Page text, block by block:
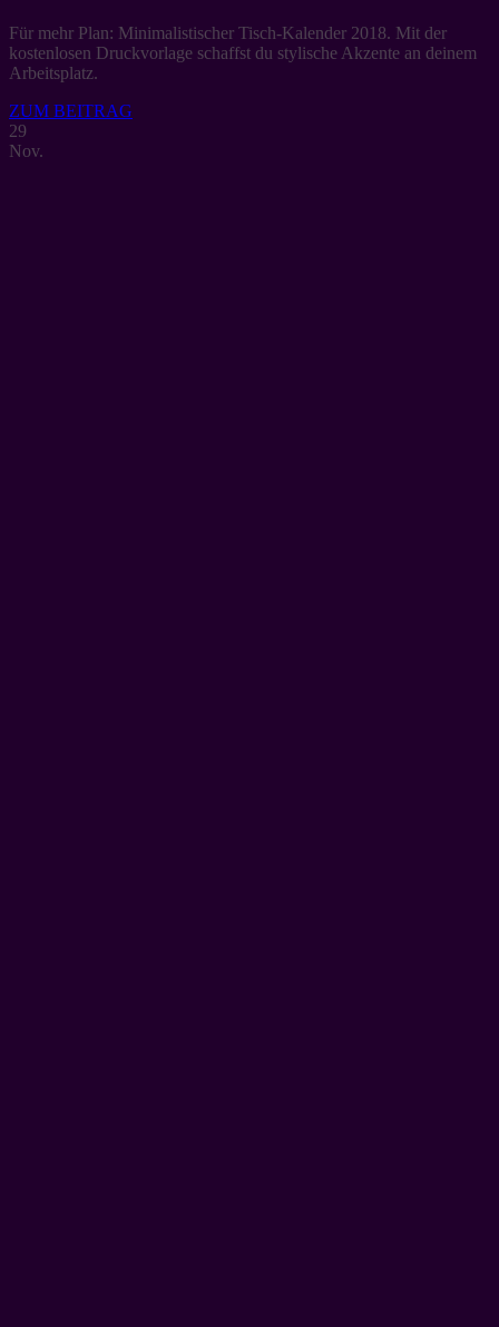
Für mehr Plan: Minimalistischer Tisch-Kalender 2018. Mit der
kostenlosen Druckvorlage schaffst du stylische Akzente an deinem
Arbeitsplatz.
ZUM BEITRAG
29
Nov.